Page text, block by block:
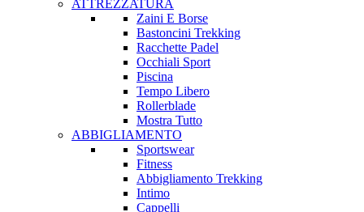
ATTREZZATURA
Zaini E Borse
Bastoncini Trekking
Racchette Padel
Occhiali Sport
Piscina
Tempo Libero
Rollerblade
Mostra Tutto
ABBIGLIAMENTO
Sportswear
Fitness
Abbigliamento Trekking
Intimo
Cappelli